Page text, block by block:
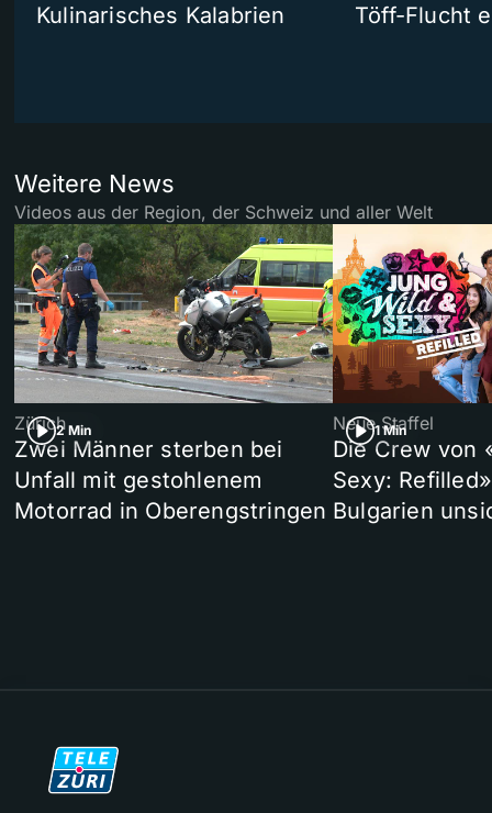
Kulinarisches Kalabrien
Töff-Flucht
Weitere News
Videos aus der Region, der Schweiz und aller Welt
2 Min
Zürich
Zwei Männer sterben bei
Unfall mit gestohlenem
Motorrad in Oberengstringen
1 Min
Neue Staffel
Die Crew von
Sexy:
Bulgarien